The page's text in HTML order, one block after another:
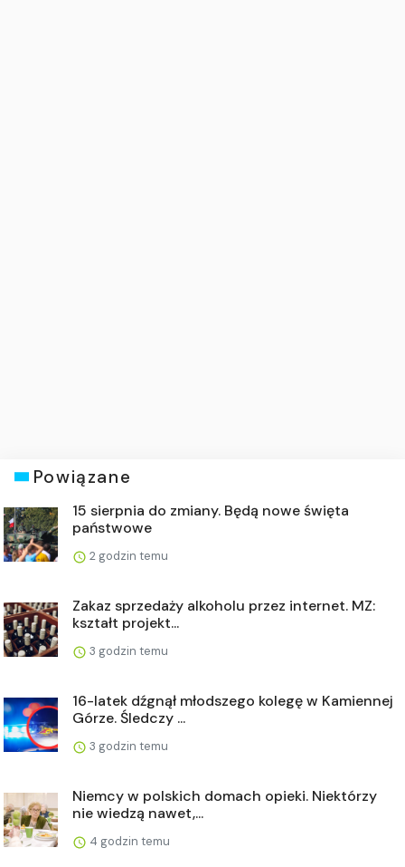
Powiązane
15 sierpnia do zmiany. Będą nowe święta
państwowe
2 godzin temu
Zakaz sprzedaży alkoholu przez internet. MZ:
kształt projekt...
3 godzin temu
16-latek dźgnął młodszego kolegę w Kamiennej
Górze. Śledczy ...
3 godzin temu
Niemcy w polskich domach opieki. Niektórzy
nie wiedzą nawet,...
4 godzin temu